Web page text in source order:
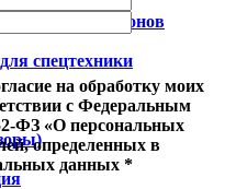
рулонов
спецтехники
на обработку моих
с Федеральным
ФЗ «О персональных
определенных в
данных *